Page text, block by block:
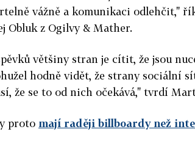
vážně a komunikaci odlehčit,"
Obluk z Ogilvy & Mather.
většiny stran je cítit, že jsou
hodně vidět, že strany sociální
že se to od nich očekává," tvrdí
proto mají raději billboardy než